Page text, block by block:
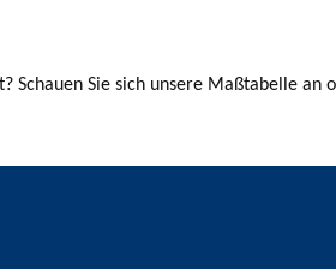
Schauen Sie sich unsere Maßtabelle